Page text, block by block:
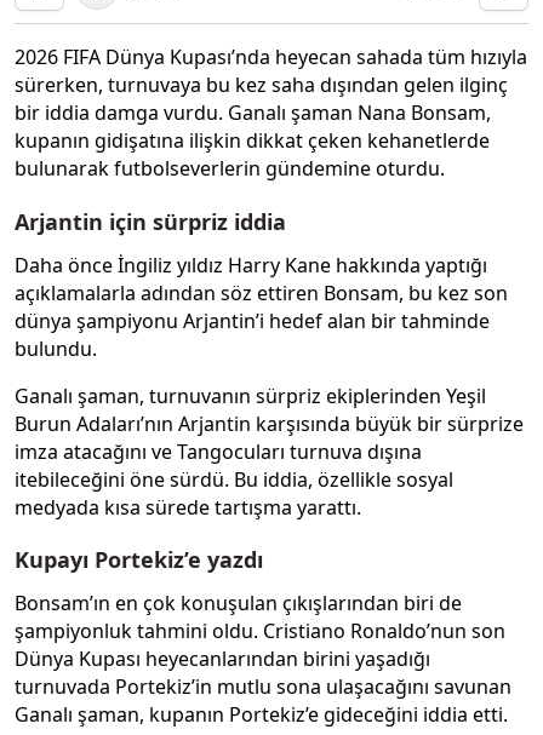
2026 FIFA Dünya Kupası’nda heyecan sahada tüm hızıyla
sürerken, turnuvaya bu kez saha dışından gelen ilginç
bir iddia damga vurdu. Ganalı şaman Nana Bonsam,
kupanın gidişatına ilişkin dikkat çeken kehanetlerde
bulunarak futbolseverlerin gündemine oturdu.
Arjantin için sürpriz iddia
Daha önce İngiliz yıldız Harry Kane hakkında yaptığı
açıklamalarla adından söz ettiren Bonsam, bu kez son
dünya şampiyonu Arjantin’i hedef alan bir tahminde
bulundu.
Ganalı şaman, turnuvanın sürpriz ekiplerinden Yeşil
Burun Adaları’nın Arjantin karşısında büyük bir sürprize
imza atacağını ve Tangocuları turnuva dışına
itebileceğini öne sürdü. Bu iddia, özellikle sosyal
medyada kısa sürede tartışma yarattı.
Kupayı Portekiz’e yazdı
Bonsam’ın en çok konuşulan çıkışlarından biri de
şampiyonluk tahmini oldu. Cristiano Ronaldo’nun son
Dünya Kupası heyecanlarından birini yaşadığı
turnuvada Portekiz’in mutlu sona ulaşacağını savunan
Ganalı şaman, kupanın Portekiz’e gideceğini iddia etti.